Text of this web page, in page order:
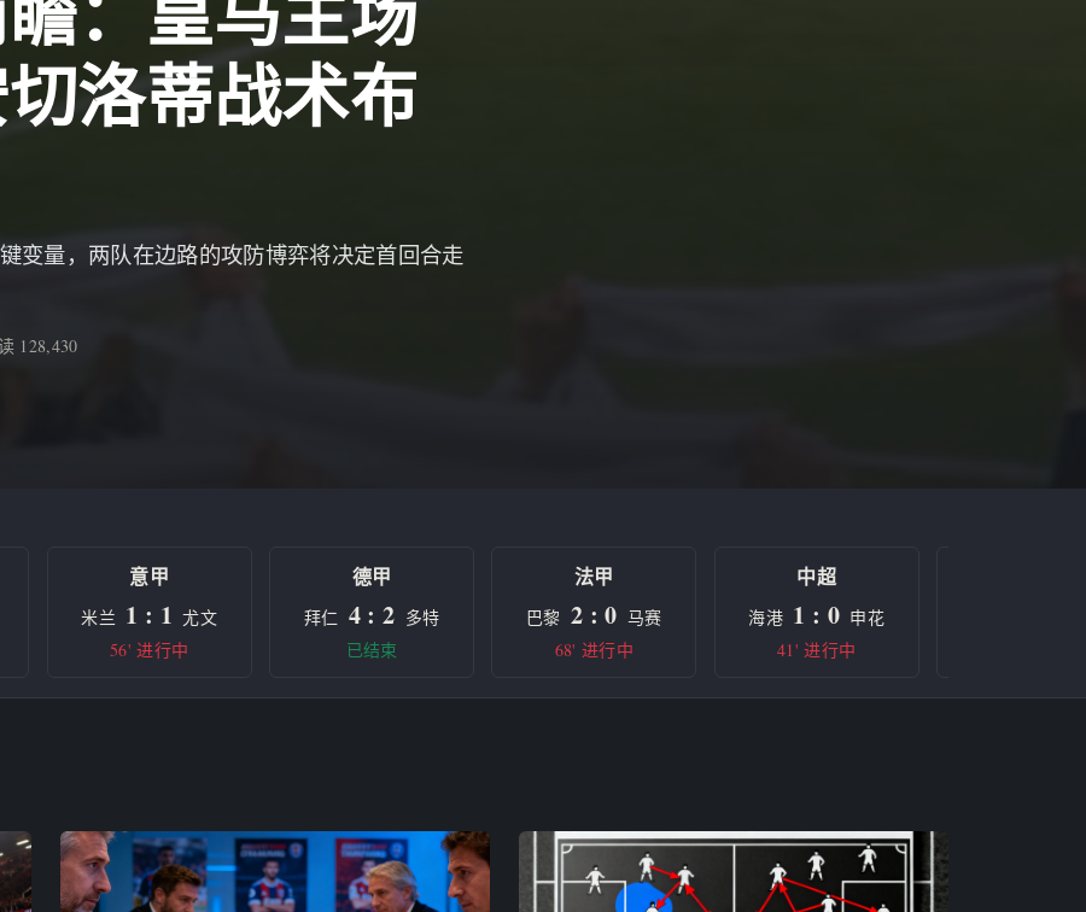
洛蒂战术布
变量，两队在边路的攻防博弈将决定首回合走
128,430
意甲
米兰 1 : 1 尤文
56' 进行中
德甲
拜仁 4 : 2 多特
已结束
法甲
巴黎 2 : 0 马赛
68' 进行中
中超
海港 1 : 0 申花
41' 进行中